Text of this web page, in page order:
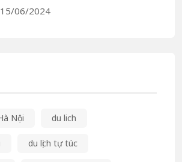
15/06/2024
Nội du lich
du lịch tự túc